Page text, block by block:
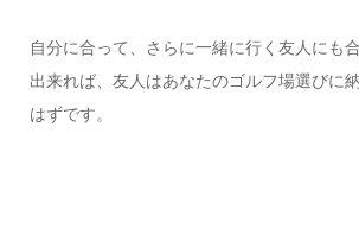
自分に合って、さらに一緒に行く友人にも
出来れば、友人はあなたのゴルフ場選びに
はずです。